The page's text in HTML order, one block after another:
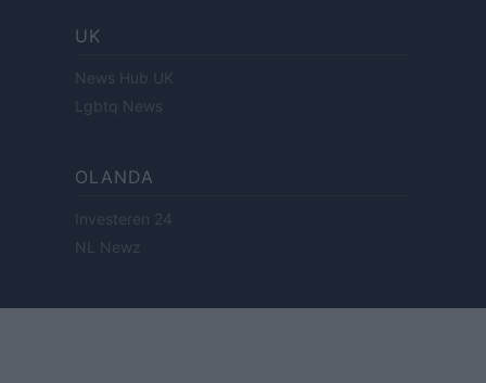
UK
News Hub UK
Lgbtq News
OLANDA
Investeren 24
NL Newz